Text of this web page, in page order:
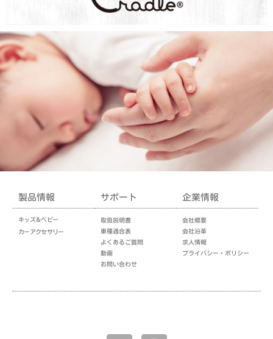
製品情報
キッズ＆ベビー
カーアクセサリー
サポート
取扱説明書
車種適合表
よくあるご質問
動画
お問い合わせ
企業情報
会社概要
会社沿革
求人情報
プライバシー・ポリシー